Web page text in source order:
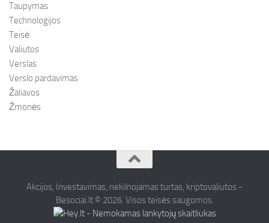
Taupymas
Technologijos
Teisė
Valiutos
Verslas
Verslo pardavimas
Žaliavos
Žmonės
Akcijos, Investavimas, nekilnojamas turtas, kriptovaliutos -
Besociai.lt © 2026. Visos teisės saugomos.